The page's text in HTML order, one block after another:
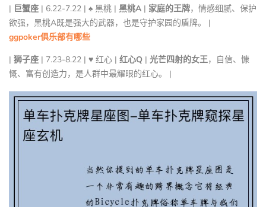
| 巨蟹座 | 6.22-7.22 | ♠ 黑桃 | 黑桃A | 家庭的王牌，情感细腻、保护
欲强，黑桃A既是强大的武器，也是守护家园的盾牌。 |
ggpoker俱乐部有哪些
| 狮子座 | 7.23-8.22 | ♥ 红心 | 红心Q | 光芒四射的女王，自信、慷
慨、富有创造力，是人群中最耀眼的红心。 |